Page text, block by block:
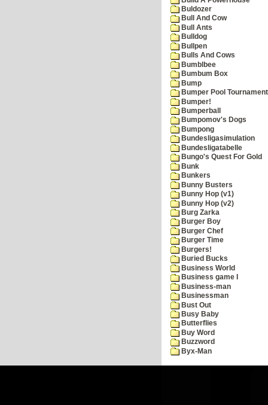
Buldozer
Bull And Cow
Bull Ants
Bulldog
Bullpen
Bulls And Cows
Bumblbee
Bumbum Box
Bump
Bumper Pool Tournament
Bumper!
Bumperball
Bumpomov's Dogs
Bumpong
Bundesligasimulation
Bundesligatabelle
Bungo's Quest For Gold
Bunk
Bunkers
Bunny Busters
Bunny Hop (v1)
Bunny Hop (v2)
Burg Zarka
Burger Boy
Burger Chef
Burger Time
Burgers!
Buried Bucks
Business World
Business game I
Business-man
Businessman
Bust Out
Busy Baby
Butterflies
Buy Word
Buzzword
Byx-Man